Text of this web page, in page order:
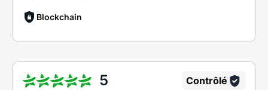
Blockchain
5 Contrôlé